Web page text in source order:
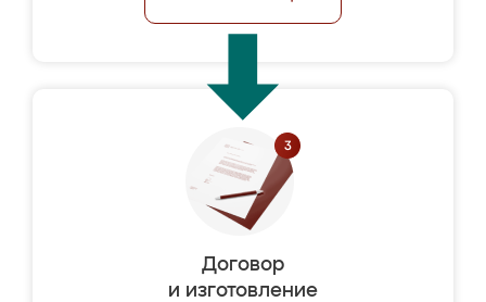
Договор
и изготовление